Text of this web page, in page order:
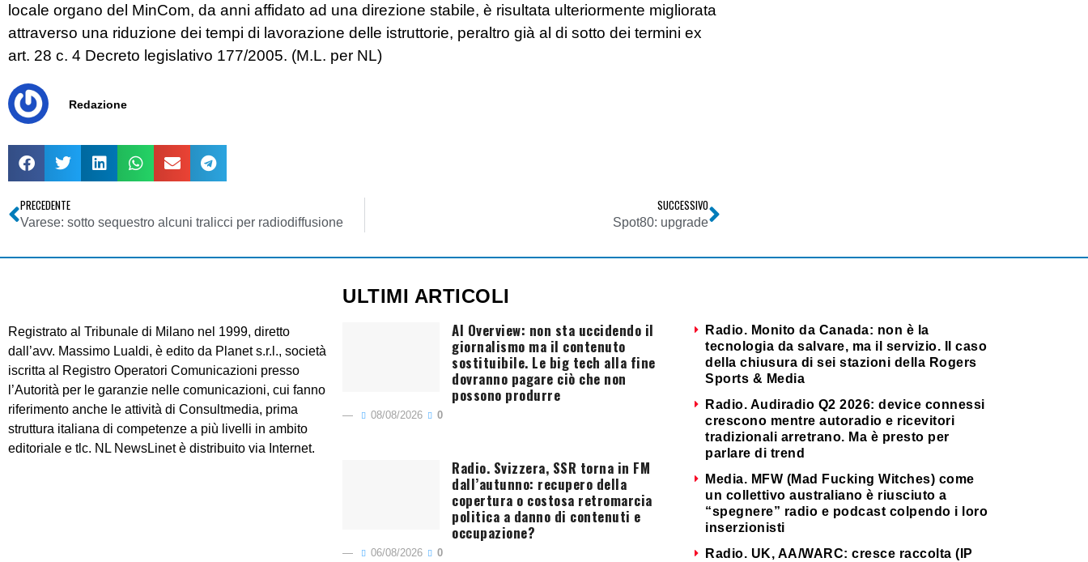
locale organo del MinCom, da anni affidato ad una direzione stabile, è risultata ulteriormente migliorata
attraverso una riduzione dei tempi di lavorazione delle istruttorie, peraltro già al di sotto dei termini ex
art. 28 c. 4 Decreto legislativo 177/2005. (M.L. per NL)
Redazione
PRECEDENTE
Varese: sotto sequestro alcuni tralicci per radiodiffusione
SUCCESSIVO
Spot80: upgrade
Registrato al Tribunale di Milano nel 1999, diretto
dall’avv. Massimo Lualdi, è edito da Planet s.r.l., società
iscritta al Registro Operatori Comunicazioni presso
l’Autorità per le garanzie nelle comunicazioni, cui fanno
riferimento anche le attività di Consultmedia, prima
struttura italiana di competenze a più livelli in ambito
editoriale e tlc. NL NewsLinet è distribuito via Internet.
ULTIMI ARTICOLI
AI Overview: non sta uccidendo il
giornalismo ma il contenuto
sostituibile. Le big tech alla fine
dovranno pagare ciò che non
possono produrre
08/08/2026 0
Radio. Svizzera, SSR torna in FM
dall’autunno: recupero della
copertura o costosa retromarcia
politica a danno di contenuti e
occupazione?
06/08/2026 0
Radio. Monito da Canada: non è la
tecnologia da salvare, ma il servizio. Il caso
della chiusura di sei stazioni della Rogers
Sports & Media
Radio. Audiradio Q2 2026: device connessi
crescono mentre autoradio e ricevitori
tradizionali arretrano. Ma è presto per
parlare di trend
Media. MFW (Mad Fucking Witches) come
un collettivo australiano è riusciuto a
“spegnere” radio e podcast colpendo i loro
inserzionisti
Radio. UK, AA/WARC: cresce raccolta (IP